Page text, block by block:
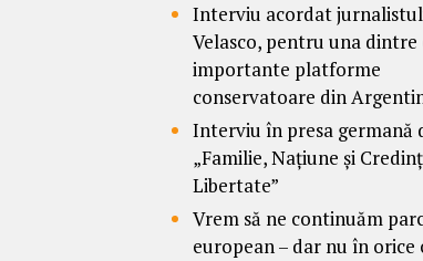
Interviu acordat
Velasco, pentru una dintre
importante platforme
conservatoare din
Interviu în presa germană
„Familie, Națiune și
Libertate”
Vrem să ne continuăm
european – dar nu în orice